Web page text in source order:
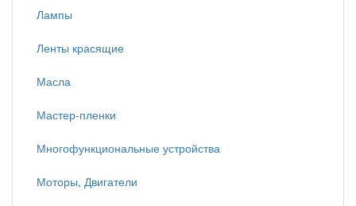
Лампы
Ленты красящие
Масла
Мастер-пленки
Многофункциональные устройства
Моторы, Двигатели